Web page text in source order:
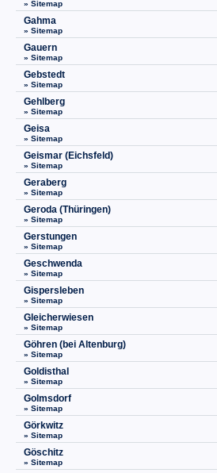
» Sitemap
Gahma
» Sitemap
Gauern
» Sitemap
Gebstedt
» Sitemap
Gehlberg
» Sitemap
Geisa
» Sitemap
Geismar (Eichsfeld)
» Sitemap
Geraberg
» Sitemap
Geroda (Thüringen)
» Sitemap
Gerstungen
» Sitemap
Geschwenda
» Sitemap
Gispersleben
» Sitemap
Gleicherwiesen
» Sitemap
Göhren (bei Altenburg)
» Sitemap
Goldisthal
» Sitemap
Golmsdorf
» Sitemap
Görkwitz
» Sitemap
Göschitz
» Sitemap